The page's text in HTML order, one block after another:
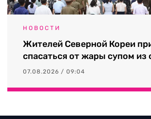
НОВОСТИ
Жителей Северной Кореи
спасаться от жары супом из
07.08.2026 / 09:04